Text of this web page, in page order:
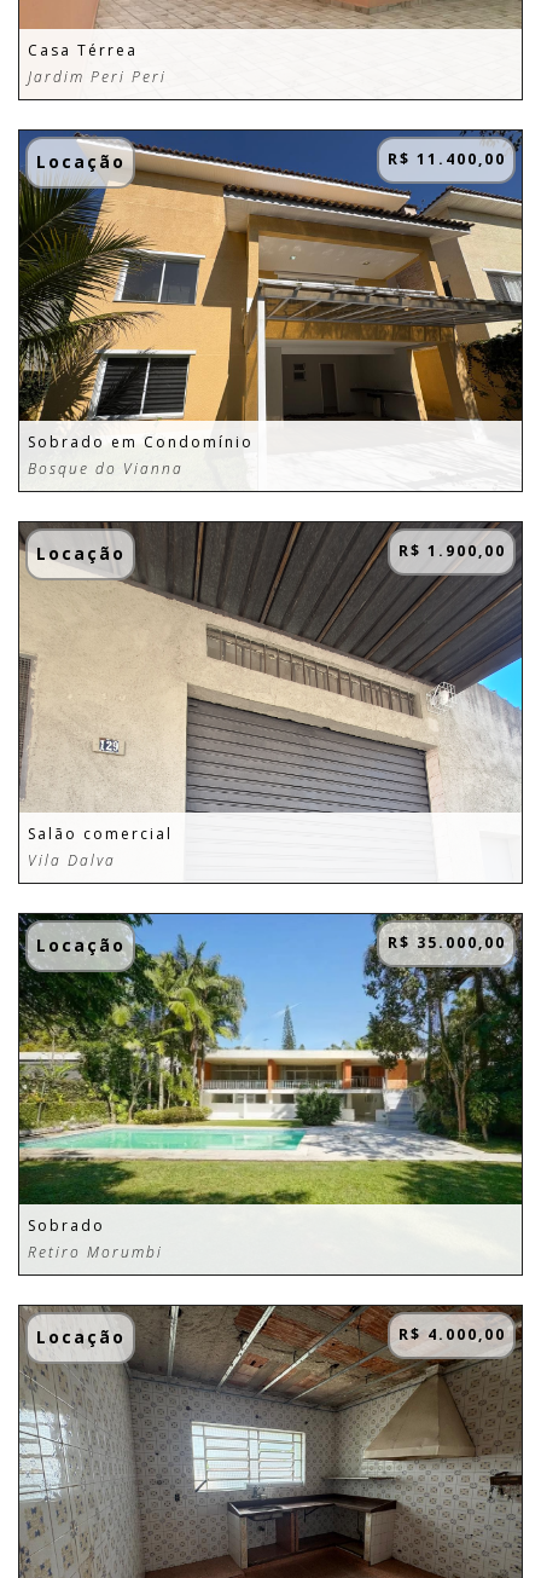
Casa Térrea
Jardim Peri Peri
Locação R$ 11.400,00
Sobrado em Condomínio
Bosque do Vianna
Locação R$ 1.900,00
Salão comercial
Vila Dalva
Locação R$ 35.000,00
Sobrado
Retiro Morumbi
Locação R$ 4.000,00